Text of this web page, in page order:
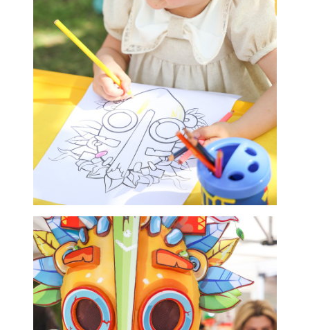
«Апачи Груп» приняла участие в выставке
ANUGA 2025
›
Видео